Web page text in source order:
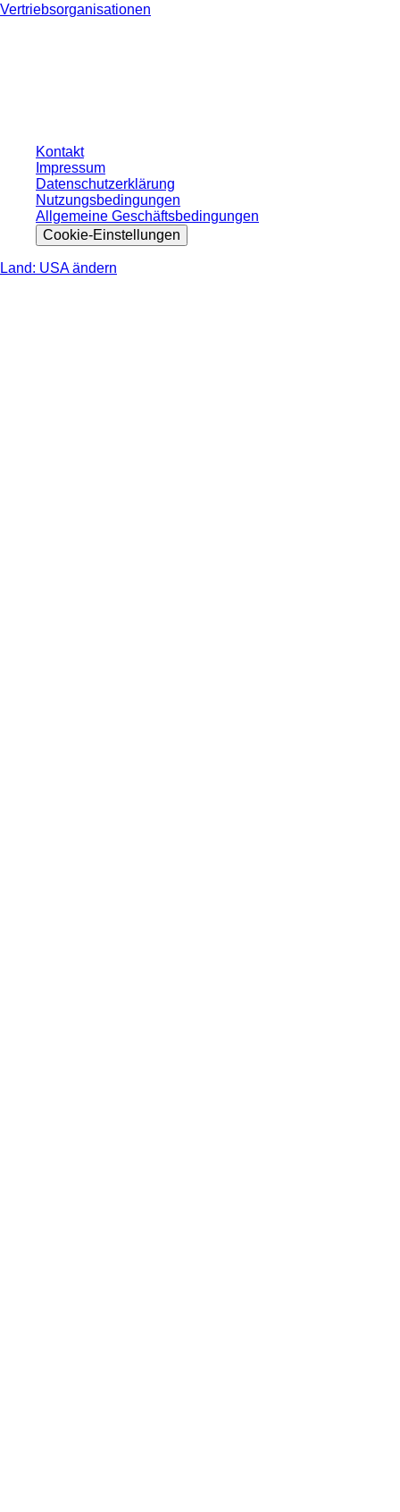
Vertriebsorganisationen
Kontakt
Impressum
Datenschutzerklärung
Nutzungsbedingungen
Allgemeine Geschäftsbedingungen
Cookie-Einstellungen
Land: USA ändern